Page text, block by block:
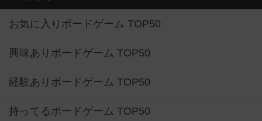
お気に入りボードゲーム TOP50
興味ありボードゲーム TOP50
経験ありボードゲーム TOP50
持ってるボードゲーム TOP50